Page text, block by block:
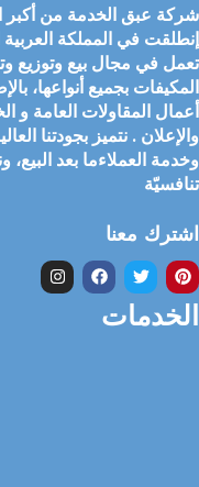
شركة عبق الخدمة من أكبر
إنطلقت في المملكة
تعمل في مجال بيع وتوزيع
المكيفات بجميع أنواعها،
أعمال المقاولات العامة و
والإعلان . نتميز بجودتنا
وخدمة العملاءما بعد البيع،
تنافسيّة
اشترك معنا
الخدمات